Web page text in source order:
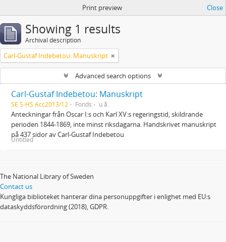
Print preview Close
Showing 1 results
Archival description
Carl-Gustaf Indebetou: Manuskript
Advanced search options
Carl-Gustaf Indebetou: Manuskript
SE S-HS Acc2013/12 Fonds u.å.
Anteckningar från Oscar I:s och Karl XV:s regeringstid, skildrande
perioden 1844-1869, inte minst riksdagarna. Handskrivet manuskript
på 437 sidor av Carl-Gustaf Indebetou
Untitled
The National Library of Sweden
Contact us
Kungliga biblioteket hanterar dina personuppgifter i enlighet med EU:s
dataskyddsförordning (2018), GDPR.